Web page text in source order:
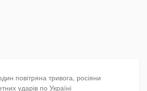
повітряна тривога, росіяни
ударів по Україні